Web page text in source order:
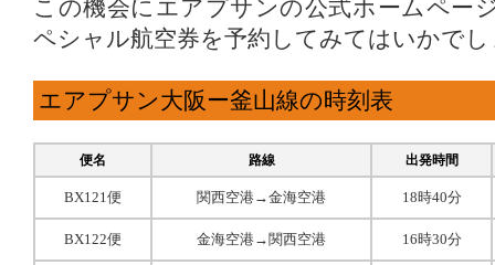
この機会にエアプサンの公式ホームペー
ペシャル航空券を予約してみてはいかで
エアプサン大阪ー釜山線の時刻表
便名 路線 出発時間
BX121便 関西空港→金海空港 18時40分
BX122便 金海空港→関西空港 16時30分